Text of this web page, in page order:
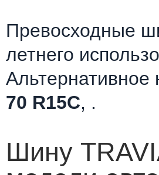
Превосходные
летнего
70 R15C, .
Шину